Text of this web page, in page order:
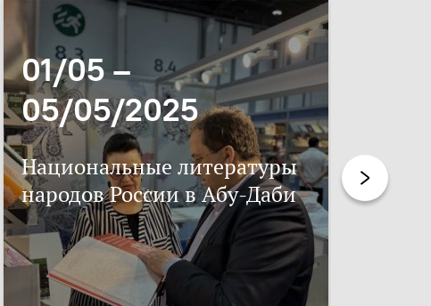
01/05 –
05/05/2025
Национальные литературы
народов России в Абу-Даби